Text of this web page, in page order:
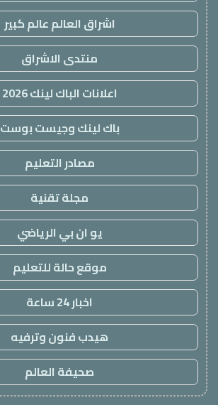
اشراق العالم عالم كبير
منتدى الاشراق
اعلانات الباك لينك 2026
باك لينك وجيست بوست
مصادر التعليم
مجلة تقنية
يو ان بي الرياضي
موقع حالة للتعليم
اخبار 24 ساعة
هيدب فنون وترفيه
صحيفة العالم